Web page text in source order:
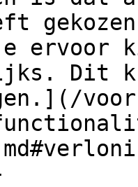
ervoor